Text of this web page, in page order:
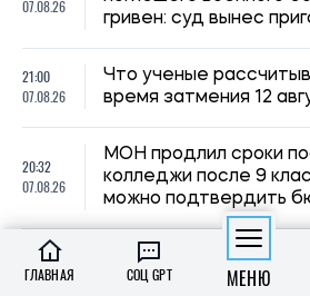
19:00
07.08.26
Ученые выяснили, как
«своих»
07.08.26
Рынок труда в
работодатели не
работники все равно
18:00
07.08.26
ИИ почти исключил
из историй о животных
ГЛАВНАЯ СОЦ GPT МЕНЮ